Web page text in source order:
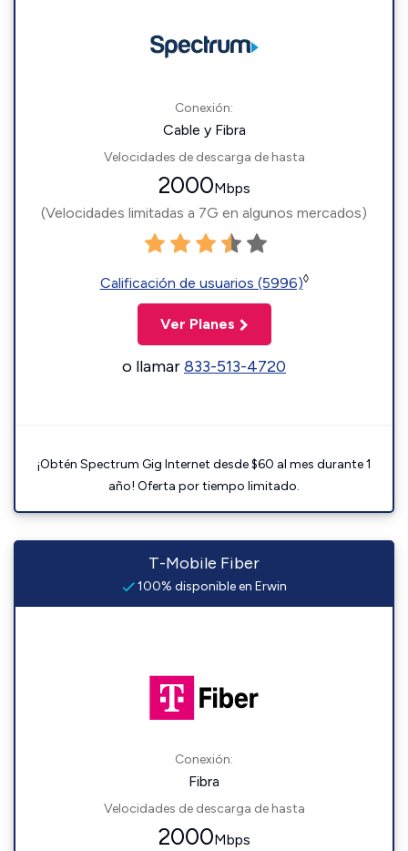
Conexión:
Cable y Fibra
Velocidades de descarga de hasta
2000Mbps
(Velocidades limitadas a 7G en algunos mercados)
Calificación de usuarios (5996)◊
Ver Planes
o llamar833-513-4720
¡Obtén Spectrum Gig Internet desde $60 al mes durante 1
año! Oferta por tiempo limitado.
T-Mobile Fiber
100% disponible en Erwin
Conexión:
Fibra
Velocidades de descarga de hasta
2000Mbps